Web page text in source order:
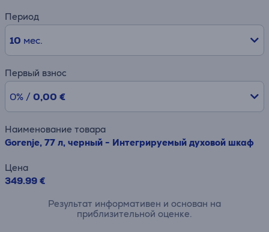
Период
10 мес.
Первый взнос
0% / 0,00 €
Наименование товара
Gorenje, 77 л, черный - Интегрируемый духовой шкаф
Цена
349.99 €
Результат информативен и основан на
приблизительной оценке.